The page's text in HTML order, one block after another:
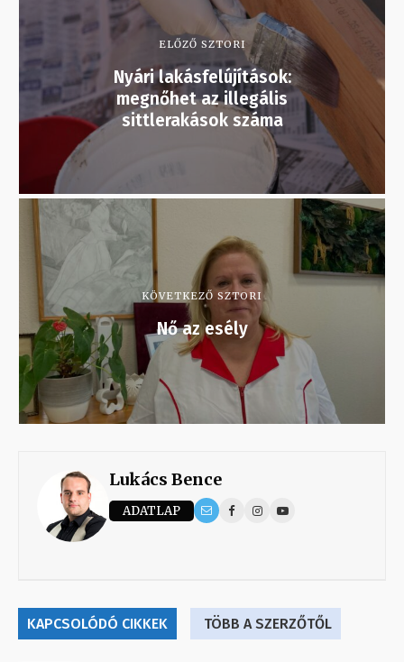
ELŐZŐ SZTORI
Nyári lakásfelújítások:
megnőhet az illegális
sittlerakások száma
KÖVETKEZŐ SZTORI
Nő az esély
Lukács Bence
ADATLAP
KAPCSOLÓDÓ CIKKEK TÖBB A SZERZŐTŐL